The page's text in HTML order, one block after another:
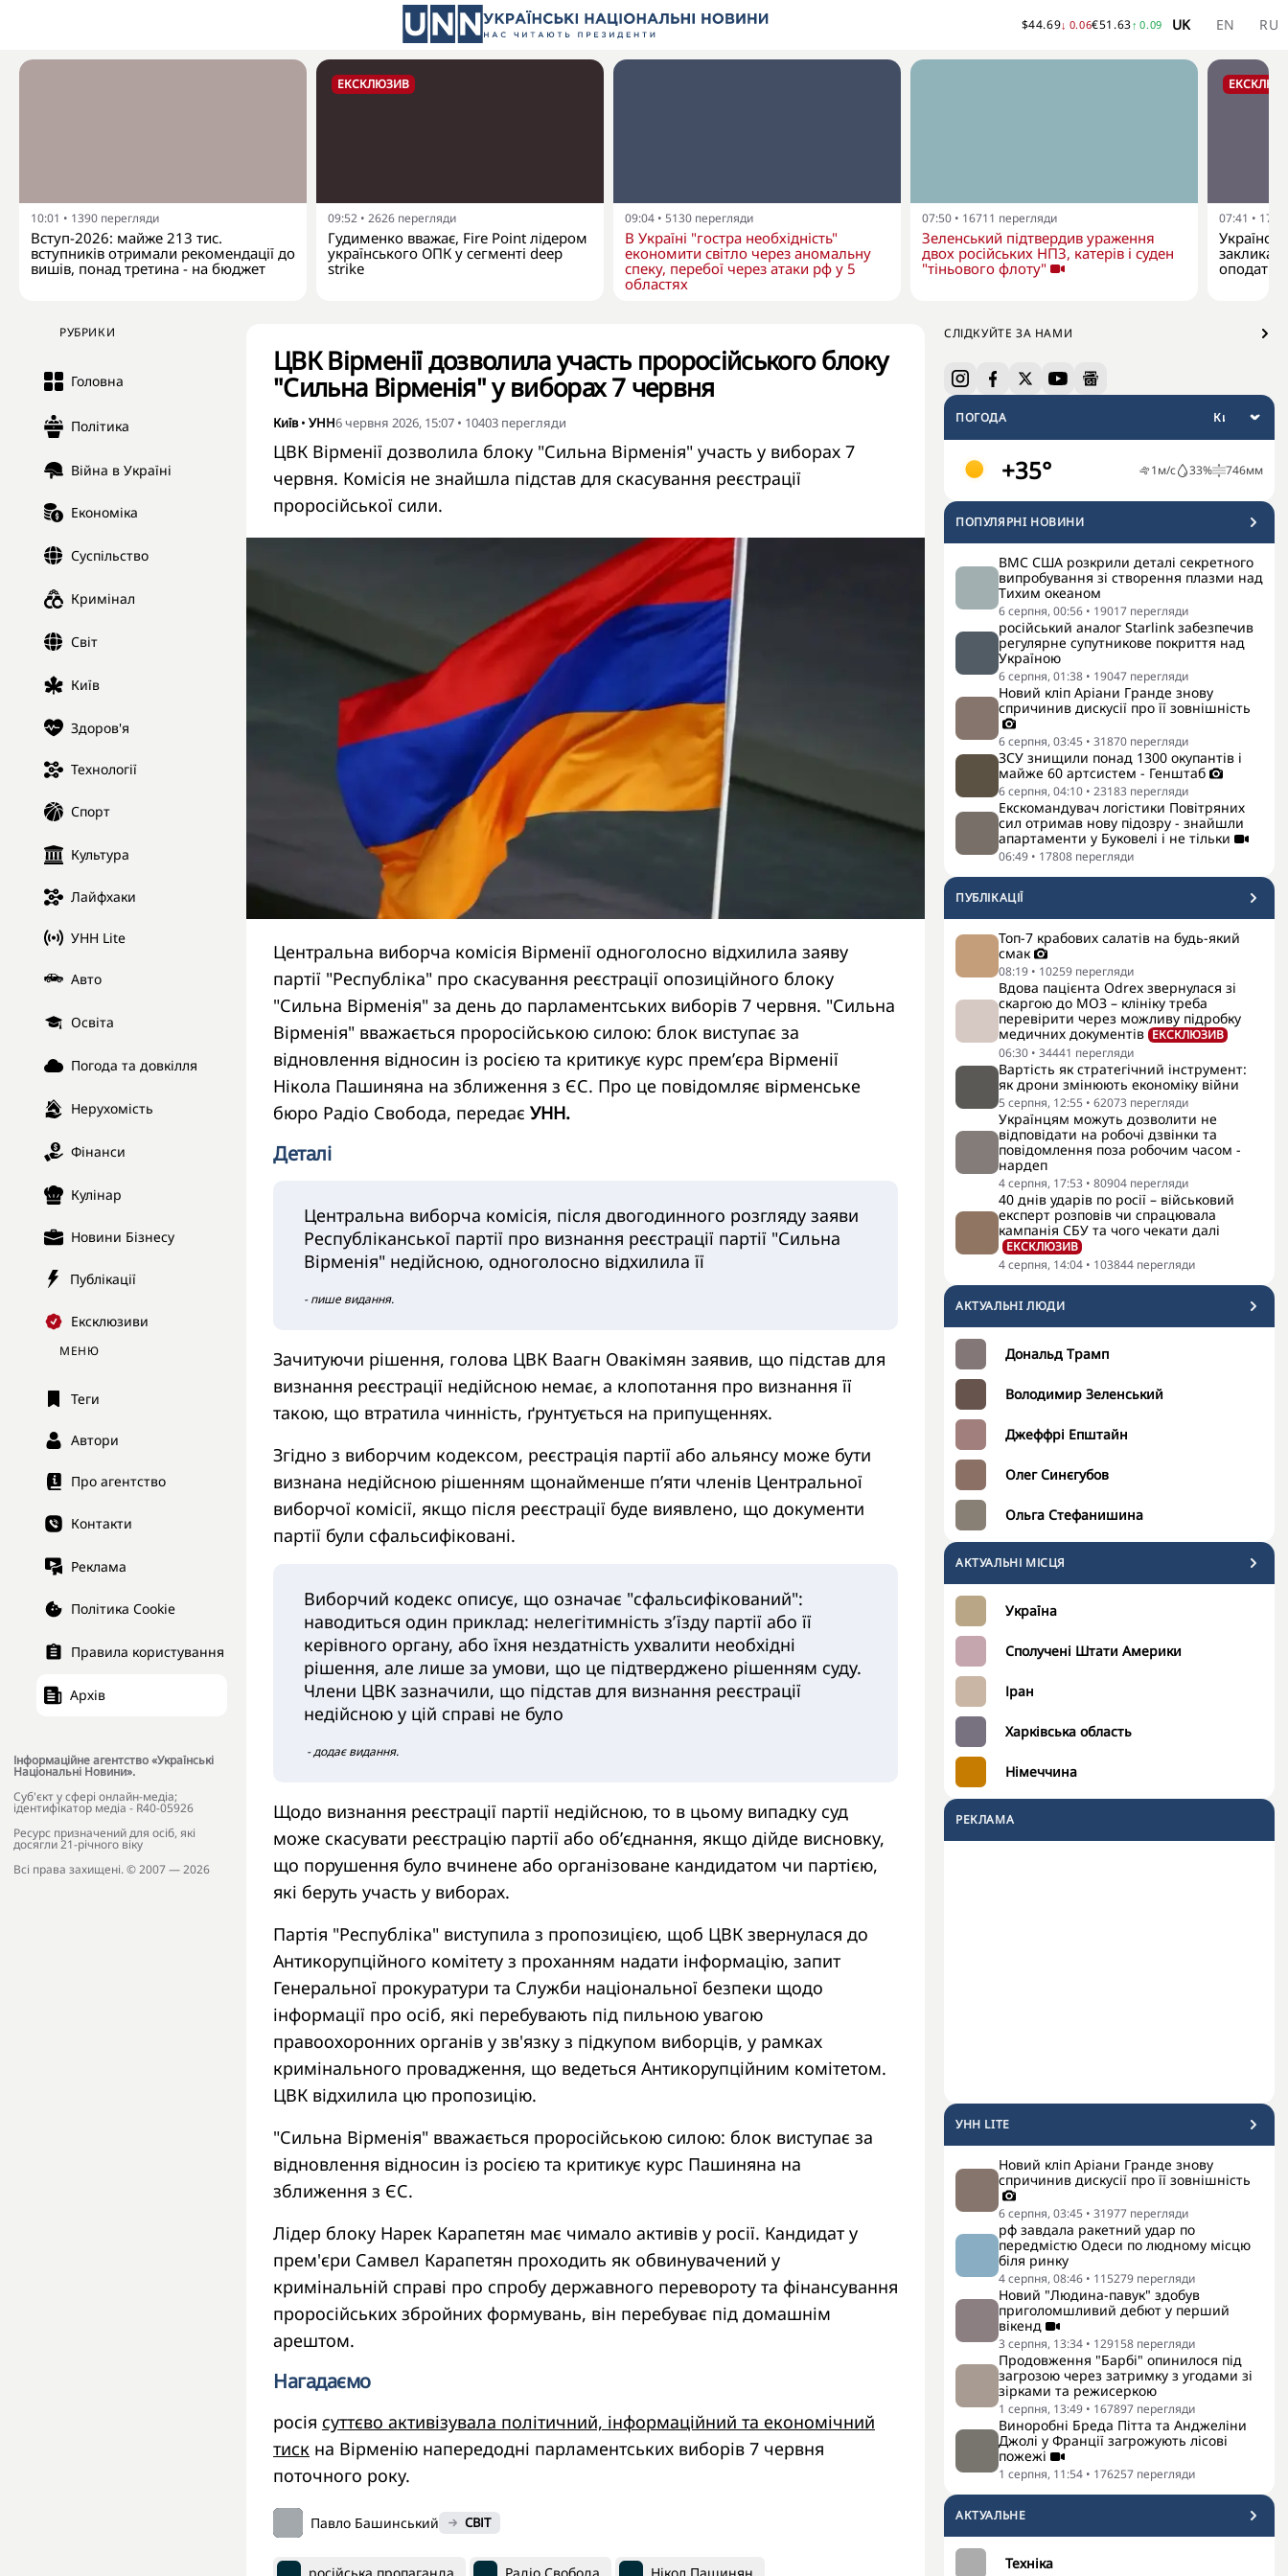
$44.69↓ 0.06€51.63↑ 0.09 UK EN RU
10:01 • 1390 перегляди
Вступ-2026: майже 213 тис.
вступників отримали рекомендації до
вишів, понад третина - на бюджет
ЕКСКЛЮЗИВ
09:52 • 2626 перегляди
Гудименко вважає, Fire Point лідером
українського ОПК у сегменті deep
strike
09:04 • 5130 перегляди
В Україні "гостра необхідність"
економити світло через аномальну
спеку, перебої через атаки рф у 5
областях
07:50 • 16711 перегляди
Зеленський підтвердив ураження
двох російських НПЗ, катерів і суден
"тіньового флоту"
07:41 •
закликає
РУБРИКИ
Головна
Політика
Війна в Україні
Економіка
Суспільство
Кримінал
Світ
Київ
Здоров'я
Технології
Спорт
Культура
Лайфхаки
УНН Lite
Авто
Освіта
Погода та довкілля
Нерухомість
Фінанси
Кулінар
Новини Бізнесу
Публікації
Ексклюзиви
МЕНЮ
Теги
Автори
Про агентство
Контакти
Реклама
Політика Cookie
Правила користування
Архів
Інформаційне агентство «Українські
Національні Новини».
Cуб'єкт у сфері онлайн-медіа;
ідентифікатор медіа - R40-05926
Ресурс призначений для осіб, які
досягли 21-річного віку
Всі права захищені. © 2007 — 2026
СЛІДКУЙТЕ ЗА НАМИ
ПОГОДА
+35° 1м/с 33% 746мм
ПОПУЛЯРНI НОВИНИ
ВМС США розкрили деталі секретного
випробування зі створення плазми над
Тихим океаном
6 серпня, 00:56 • 19017 перегляди
російський аналог Starlink забезпечив
регулярне супутникове покриття над
Україною
6 серпня, 01:38 • 19047 перегляди
Новий кліп Аріани Гранде знову
спричинив дискусії про її зовнішність
6 серпня, 03:45 • 31870 перегляди
ЗСУ знищили понад 1300 окупантів і
майже 60 артсистем - Генштаб
6 серпня, 04:10 • 23183 перегляди
Екскомандувач логістики Повітряних
сил отримав нову підозру - знайшли
апартаменти у Буковелі і не тільки
06:49 • 17808 перегляди
ПУБЛІКАЦІЇ
Топ-7 крабових салатів на будь-який
смак
08:19 • 10259 перегляди
Вдова пацієнта Odrex звернулася зі
скаргою до МОЗ – клініку треба
перевірити через можливу підробку
медичних документів ЕКСКЛЮЗИВ
06:30 • 34441 перегляди
Вартість як стратегічний інструмент:
як дрони змінюють економіку війни
5 серпня, 12:55 • 62073 перегляди
Українцям можуть дозволити не
відповідати на робочі дзвінки та
повідомлення поза робочим часом -
нардеп
4 серпня, 17:53 • 80904 перегляди
40 днів ударів по росії – військовий
експерт розповів чи спрацювала
кампанія СБУ та чого чекати далі
ЕКСКЛЮЗИВ
4 серпня, 14:04 • 103844 перегляди
АКТУАЛЬНI ЛЮДИ
Дональд Трамп
Володимир Зеленський
Джеффрі Епштайн
Олег Синєгубов
Ольга Стефанишина
АКТУАЛЬНІ МІСЦЯ
Україна
Сполучені Штати Америки
Іран
Харківська область
Німеччина
РЕКЛАМА
УНН LITE
Новий кліп Аріани Гранде знову
спричинив дискусії про її зовнішність
6 серпня, 03:45 • 31977 перегляди
рф завдала ракетний удар по
передмістю Одеси по людному місцю
біля ринку
4 серпня, 08:46 • 115279 перегляди
Новий "Людина-павук" здобув
приголомшливий дебют у перший
вікенд
3 серпня, 13:34 • 129158 перегляди
Продовження "Барбі" опинилося під
загрозою через затримку з угодами зі
зірками та режисеркою
1 серпня, 13:49 • 167897 перегляди
Виноробні Бреда Пітта та Анджеліни
Джолі у Франції загрожують лісові
пожежі
1 серпня, 11:54 • 176257 перегляди
АКТУАЛЬНЕ
Техніка
ЦВК Вірменії дозволила участь проросійського блоку
"Сильна Вірменія" у виборах 7 червня
Київ• УНН6 червня 2026, 15:07 • 10403 перегляди
ЦВК Вірменії дозволила блоку "Сильна Вірменія" участь у виборах 7
червня. Комісія не знайшла підстав для скасування реєстрації
проросійської сили.
Центральна виборча комісія Вірменії одноголосно відхилила заяву
партії "Республіка" про скасування реєстрації опозиційного блоку
"Сильна Вірменія" за день до парламентських виборів 7 червня. "Сильна
Вірменія" вважається проросійською силою: блок виступає за
відновлення відносин із росією та критикує курс прем’єра Вірменії
Нікола Пашиняна на зближення з ЄС. Про це повідомляє вірменське
бюро Радіо Свобода, передає УНН.
Деталі
Центральна виборча комісія, після двогодинного розгляду заяви
Республіканської партії про визнання реєстрації партії "Сильна
Вірменія" недійсною, одноголосно відхилила її
- пише видання.
Зачитуючи рішення, голова ЦВК Ваагн Овакімян заявив, що підстав для
визнання реєстрації недійсною немає, а клопотання про визнання її
такою, що втратила чинність, ґрунтується на припущеннях.
Згідно з виборчим кодексом, реєстрація партії або альянсу може бути
визнана недійсною рішенням щонайменше п’яти членів Центральної
виборчої комісії, якщо після реєстрації буде виявлено, що документи
партії були сфальсифіковані.
Виборчий кодекс описує, що означає "сфальсифікований":
наводиться один приклад: нелегітимність з’їзду партії або її
керівного органу, або їхня нездатність ухвалити необхідні
рішення, але лише за умови, що це підтверджено рішенням суду.
Члени ЦВК зазначили, що підстав для визнання реєстрації
недійсною у цій справі не було
- додає видання.
Щодо визнання реєстрації партії недійсною, то в цьому випадку суд
може скасувати реєстрацію партії або об’єднання, якщо дійде висновку,
що порушення було вчинене або організоване кандидатом чи партією,
які беруть участь у виборах.
Партія "Республіка" виступила з пропозицією, щоб ЦВК звернулася до
Антикорупційного комітету з проханням надати інформацію, запит
Генеральної прокуратури та Служби національної безпеки щодо
інформації про осіб, які перебувають під пильною увагою
правоохоронних органів у зв'язку з підкупом виборців, у рамках
кримінального провадження, що ведеться Антикорупційним комітетом.
ЦВК відхилила цю пропозицію.
"Сильна Вірменія" вважається проросійською силою: блок виступає за
відновлення відносин із росією та критикує курс Пашиняна на
зближення з ЄС.
Лідер блоку Нарек Карапетян має чимало активів у росії. Кандидат у
прем'єри Самвел Карапетян проходить як обвинувачений у
кримінальній справі про спробу державного перевороту та фінансування
проросійських збройних формувань, він перебуває під домашнім
арештом.
Нагадаємо
росія суттєво активізувала політичний, інформаційний та економічний
тиск на Вірменію напередодні парламентських виборів 7 червня
поточного року.
Павло Башинський СВІТ